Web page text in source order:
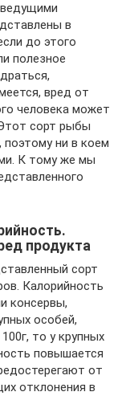
в
до этого
полезное
вред от
человека может
сорт рыбы
ни в коем
К тому же мы
продукта
сорт
Калорийность
консервы,
особей,
то у крупных
повышается
от
отклонения в